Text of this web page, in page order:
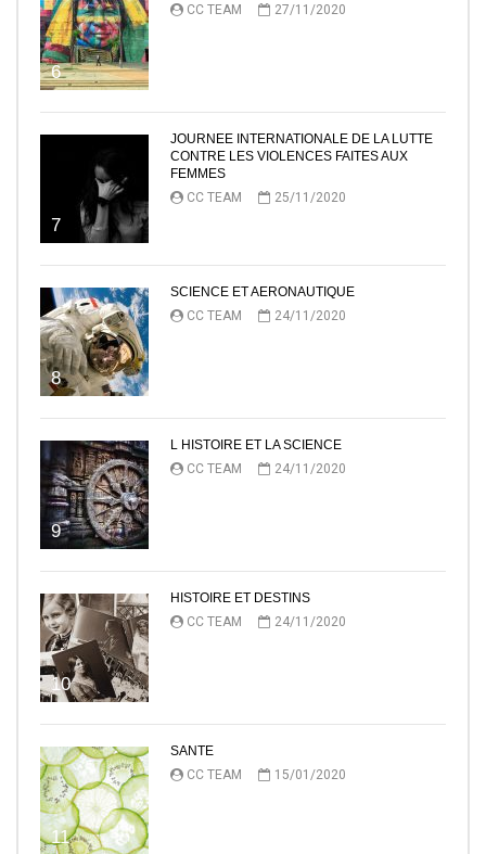
6
CC TEAM
27/11/2020
7
JOURNEE INTERNATIONALE DE LA LUTTE
CONTRE LES VIOLENCES FAITES AUX
FEMMES
CC TEAM
25/11/2020
8
SCIENCE ET AERONAUTIQUE
CC TEAM
24/11/2020
9
L HISTOIRE ET LA SCIENCE
CC TEAM
24/11/2020
10
HISTOIRE ET DESTINS
CC TEAM
24/11/2020
11
SANTE
CC TEAM
15/01/2020